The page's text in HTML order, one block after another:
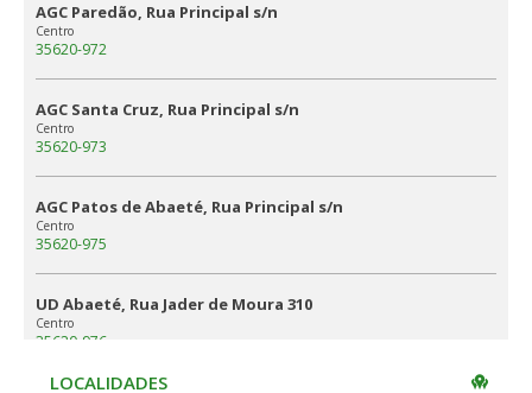
AGC Paredão, Rua Principal s/n
Centro
35620-972
AGC Santa Cruz, Rua Principal s/n
Centro
35620-973
AGC Patos de Abaeté, Rua Principal s/n
Centro
35620-975
UD Abaeté, Rua Jader de Moura 310
Centro
35620-976
LOCALIDADES